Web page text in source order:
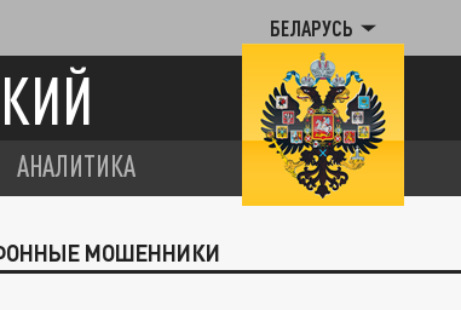
БЕЛАРУСЬ
АНАЛИТИКА
МОШЕННИКИ